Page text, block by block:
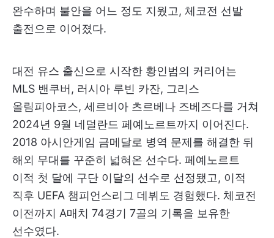
완수하며 불안을 어느 정도 지웠고, 체코전 선발
출전으로 이어졌다.
대전 유스 출신으로 시작한 황인범의 커리어는
MLS 밴쿠버, 러시아 루빈 카잔, 그리스
올림피아코스, 세르비아 츠르베나 즈베즈다를 거쳐
2024년 9월 네덜란드 페예노르트까지 이어진다.
2018 아시안게임 금메달로 병역 문제를 해결한 뒤
해외 무대를 꾸준히 넓혀온 선수다. 페예노르트
이적 첫 달에 구단 이달의 선수로 선정됐고, 이적
직후 UEFA 챔피언스리그 데뷔도 경험했다. 체코전
이전까지 A매치 74경기 7골의 기록을 보유한
선수였다.